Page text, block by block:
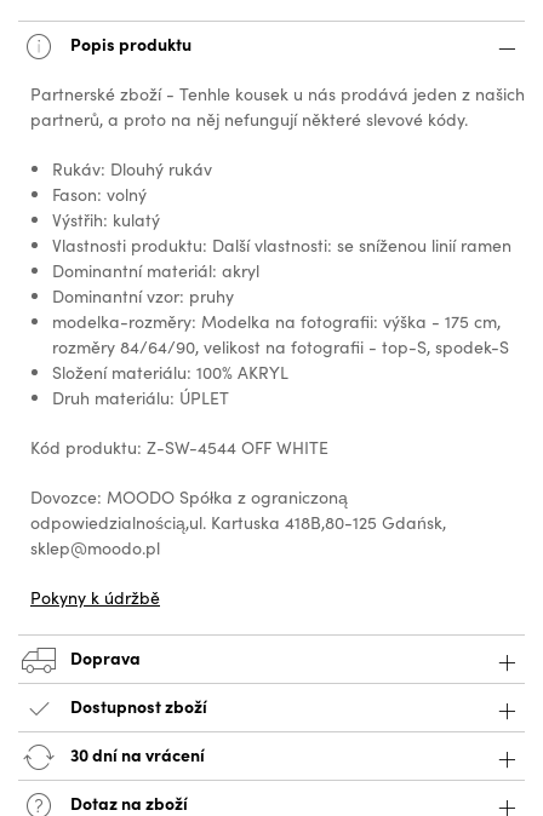
Popis produktu
Partnerské zboží - Tenhle kousek u nás prodává jeden z našich
partnerů, a proto na něj nefungují některé slevové kódy.
Rukáv: Dlouhý rukáv
Fason: volný
Výstřih: kulatý
Vlastnosti produktu: Další vlastnosti: se sníženou linií ramen
Dominantní materiál: akryl
Dominantní vzor: pruhy
modelka-rozměry: Modelka na fotografii: výška - 175 cm,
rozměry 84/64/90, velikost na fotografii - top-S, spodek-S
Složení materiálu: 100% AKRYL
Druh materiálu: ÚPLET
Kód produktu: Z-SW-4544 OFF WHITE
Dovozce: MOODO Spółka z ograniczoną
odpowiedzialnością,ul. Kartuska 418B,80-125 Gdańsk,
sklep@moodo.pl
Pokyny k údržbě
Doprava
Dostupnost zboží
30 dní na vrácení
Dotaz na zboží